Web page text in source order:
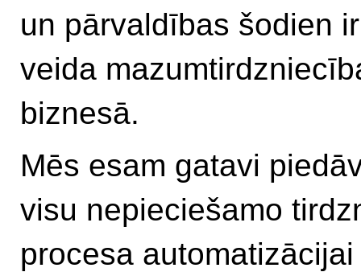
un pārvaldības šodien
veida
biznesā.
Mēs esam gatavi
visu nepieciešamo
procesa